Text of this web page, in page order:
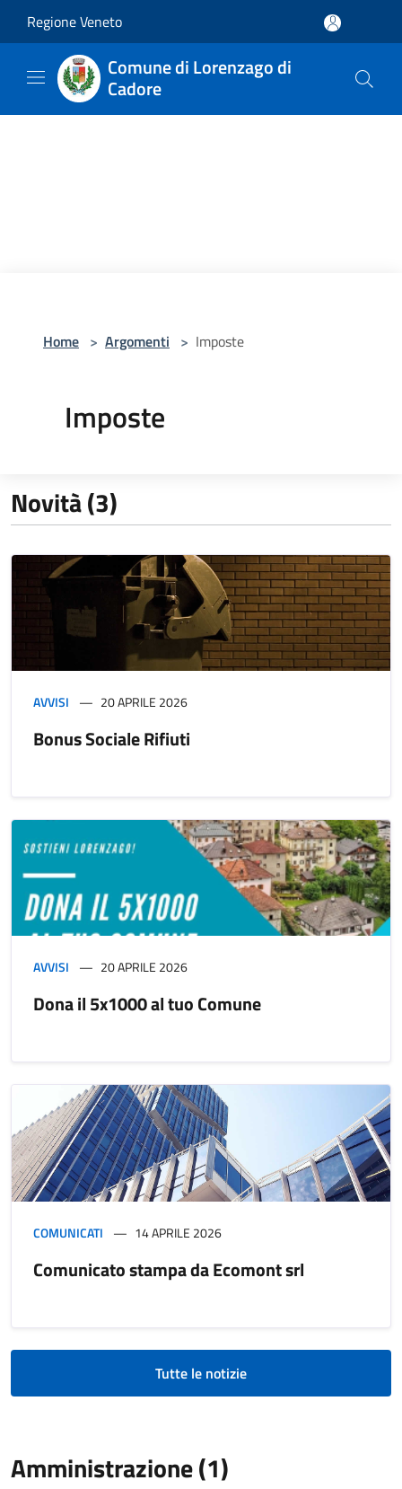
Regione Veneto
Comune di Lorenzago di
Cadore
Home > Argomenti > Imposte
Imposte
Novità (3)
AVVISI 20 APRILE 2026
Bonus Sociale Rifiuti
AVVISI 20 APRILE 2026
Dona il 5x1000 al tuo Comune
COMUNICATI 14 APRILE 2026
Comunicato stampa da Ecomont srl
Tutte le notizie
Amministrazione (1)